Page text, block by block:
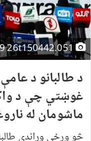
د طالبانو د
غوښتي چې د
ماشومان له
څو ورځې وړاندې